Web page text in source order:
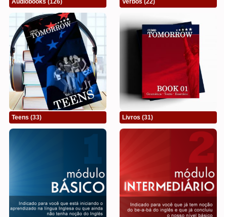
Audiobooks (126) Verbos(22)
Teens (33) Livros(31)